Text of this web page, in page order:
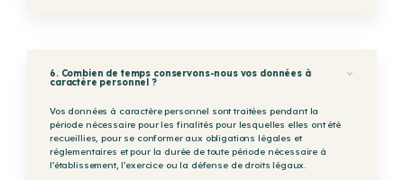
6. Combien de temps conservons-nous vos données à
caractère personnel ?
Vos données à caractère personnel sont traitées pendant la
période nécessaire pour les finalités pour lesquelles elles ont été
recueillies, pour se conformer aux obligations légales et
réglementaires et pour la durée de toute période nécessaire à
l’établissement, l’exercice ou la défense de droits légaux.